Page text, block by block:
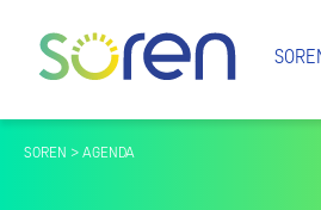
SOREN > AGENDA